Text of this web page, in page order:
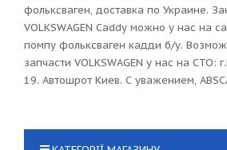
фольксваген, доставка по Украине.
VOLKSWAGEN Caddy можно у нас на
помпу фольксваген кадди б/у.
запчасти VOLKSWAGEN у нас на СТО:
19. Автошрот Киев. С уважением,